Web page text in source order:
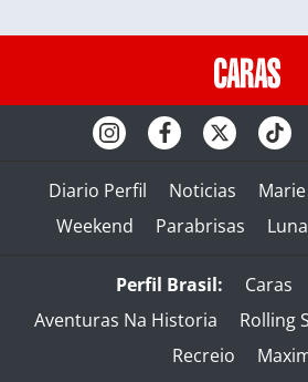
Diario Perfil Noticias
Weekend
Parabrisas
Perfil Brasil: Caras
Aventuras Na Historia
Rolling
Recreio